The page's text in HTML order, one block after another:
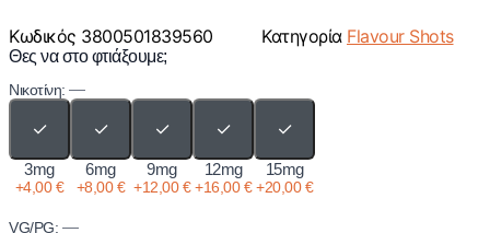
Κωδικός 3800501839560 Κατηγορία Flavour Shots
Θες να στο φτιάξουμε;
Νικοτίνη: —
✓
3mg
+4,00€
✓
6mg
+8,00€
✓
9mg
+12,00€
✓
12mg
+16,00€
✓
15mg
+20,00€
VG/PG: —